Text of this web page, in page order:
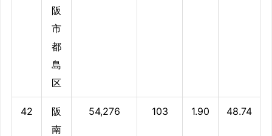
阪
市
都
島
区
42
阪
南
54,276 103 1.90 48.74